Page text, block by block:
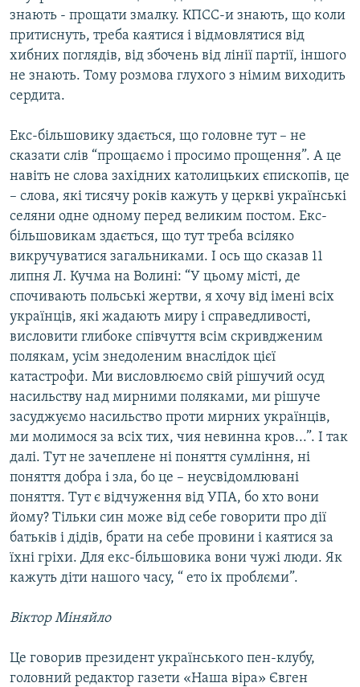
знають - прощати змалку. КПСС-и знають, що коли
притиснуть, треба каятися і відмовлятися від
хибних поглядів, від збочень від лінії партії, іншого
не знають. Тому розмова глухого з німим виходить
сердита.
Екс-більшовику здається, що головне тут – не
сказати слів “прощаємо і просимо прощення”. А це
навіть не слова західних католицьких єпископів, це
– слова, які тисячу років кажуть у церкві українські
селяни одне одному перед великим постом. Екс-
більшовикам здається, що тут треба всіляко
викручуватися загальниками. І ось що сказав 11
липня Л. Кучма на Волині: “У цьому місті, де
спочивають польські жертви, я хочу від імені всіх
українців, які жадають миру і справедливості,
висловити глибоке співчуття всім скривдженим
полякам, усім знедоленим внаслідок цієї
катастрофи. Ми висловлюємо свій рішучий осуд
насильству над мирними поляками, ми рішуче
засуджуємо насильство проти мирних українців,
ми молимося за всіх тих, чия невинна кров...”. І так
далі. Тут не зачеплене ні поняття сумління, ні
поняття добра і зла, бо це – неусвідомлювані
поняття. Тут є відчуження від УПА, бо хто вони
йому? Тільки син може від себе говорити про дії
батьків і дідів, брати на себе провини і каятися за
їхні гріхи. Для екс-більшовика вони чужі люди. Як
кажуть діти нашого часу, “ ето іх проблєми”.
Віктор Міняйло
Це говорив президент українського пен-клубу,
головний редактор газети «Наша віра» Євген